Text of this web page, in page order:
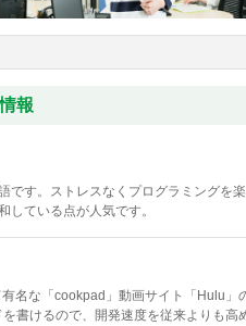
報
です。ストレスなくプログラミングを
ている点が人気です。
名な「cookpad」動画サイト「Hulu」
書けるので、開発速度を従来よりも高